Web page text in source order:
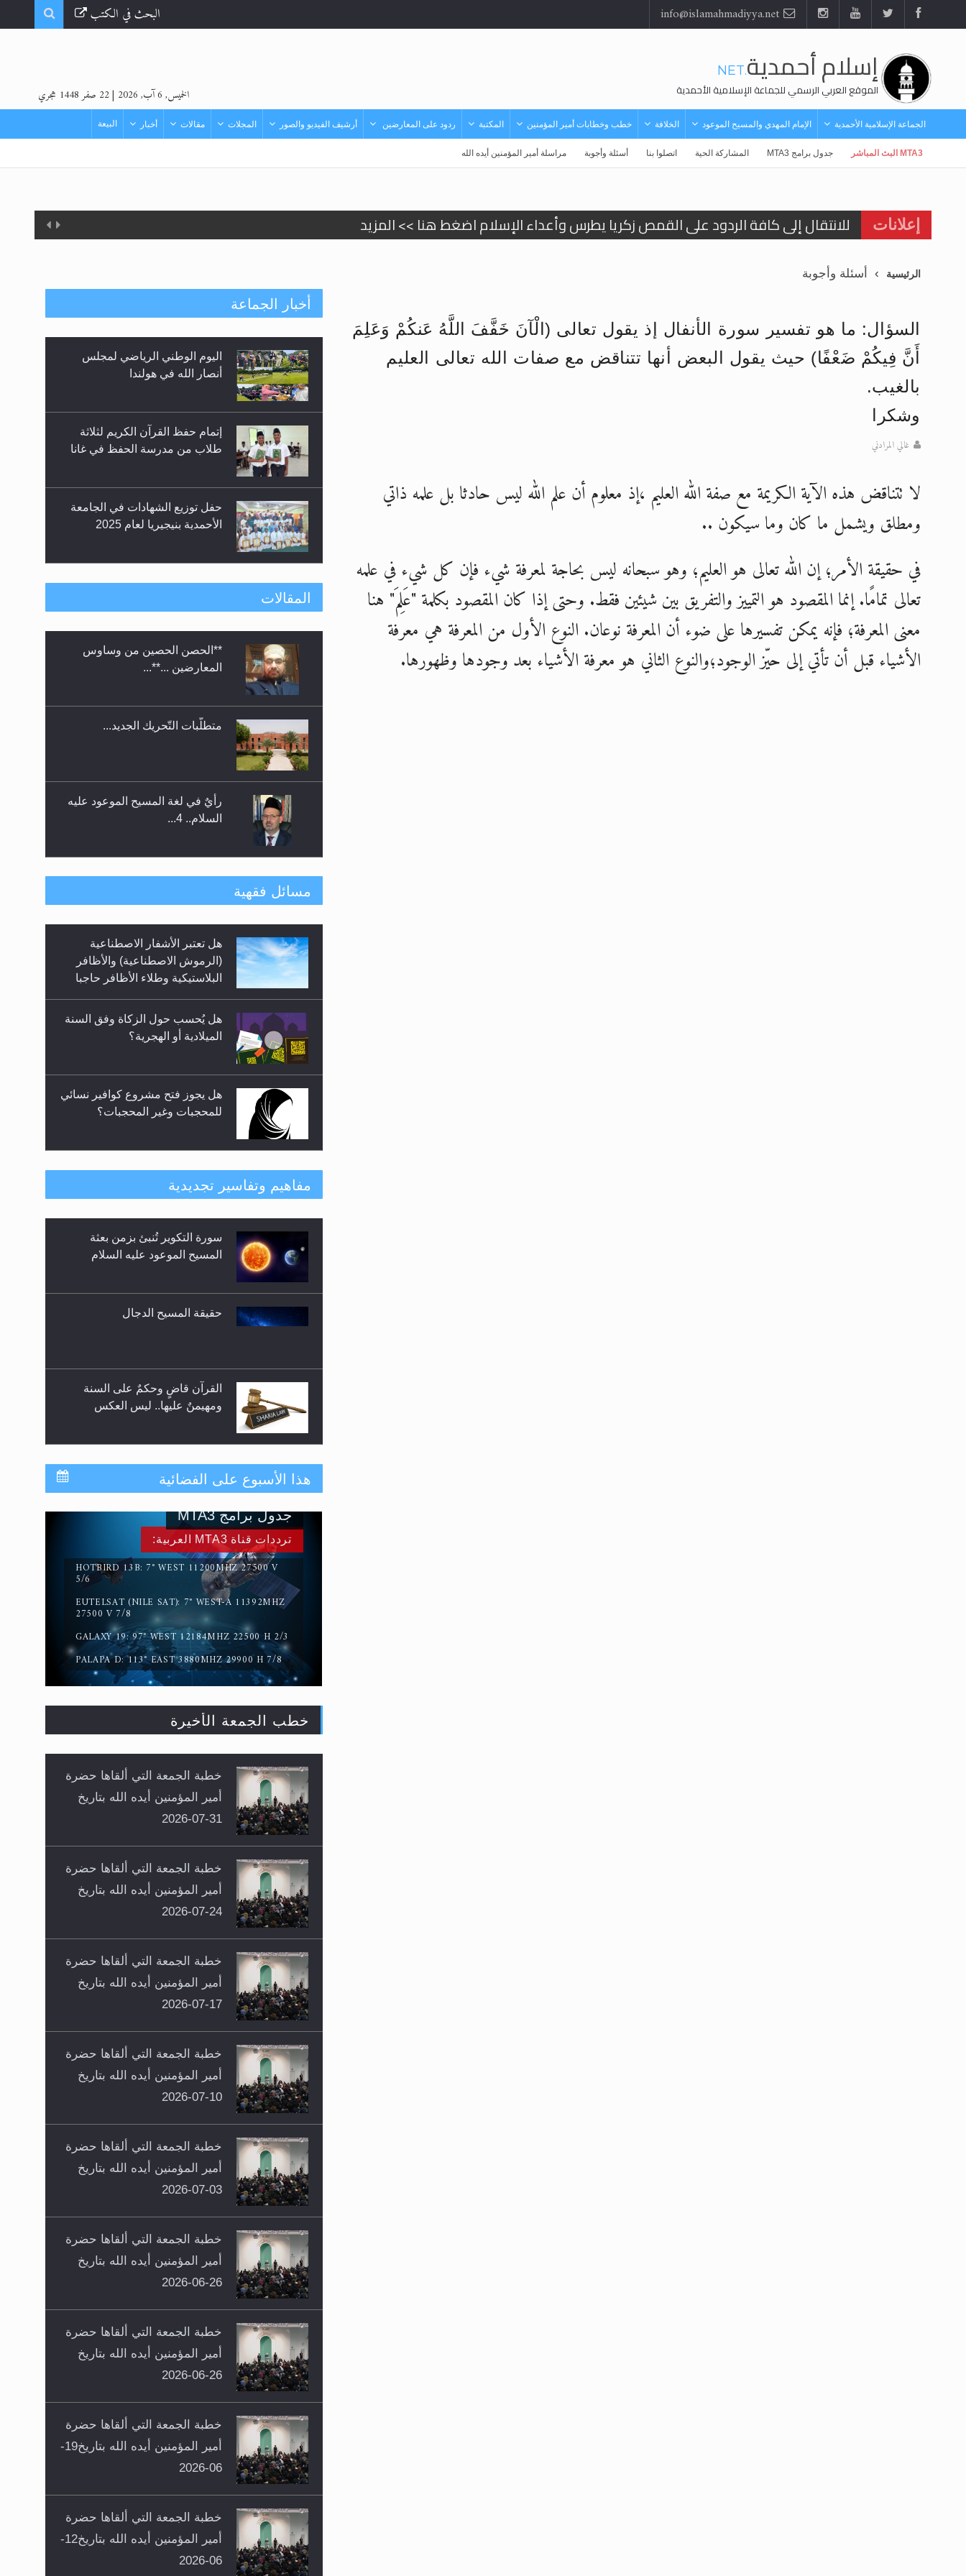
البحث في الكتب
إسلام أحمدية.NET
الموقع العربي الرسمي للجماعة الإسلامية الأحمدية الخميس, 6 آب, 2026 |22 صفر 1448 هجري
الجماعة الإسلامية الأحمدية الإمام المهدي والمسيح الموعود الخلافة خطب وخطابات أمير المؤمنين المكتبة ردود على المعارضين أرشيف الفيديو والصور المجلات مقالات أخبار البيعة
MTA3 البث المباشر جدول برامج MTA3 المشاركة الحية اتصلوا بنا أسئلة وأجوبة مراسلة أمير المؤمنين أيده الله
إعلانات
للانتقال إلى كافة الردود على القمص زكريا يطرس وأعداء الإسلام اضغط هنا >> المزيد
عرض مصوَّر لأقوال المستشرقين في خاتم النبيين صلى الله عليه وسلم >> المزيد
الحجّ.. دلالات، حِكم، وأهداف >> المزيد
اقرأ هذا المقال في أهمية عيد الأضحى وأحكامه >> المزيد
إعلان هامّ بخصوص الرسائل المرسلة إلى حضرة امير المؤمنين أيده الله والمكتب العربي >> المزيد
الرئيسية أسئلة وأجوبة
السؤال: ما هو تفسير سورة الأنفال إذ يقول تعالى (الْآنَ خَفَّفَ اللَّهُ عَنكُمْ وَعَلِمَ
أَنَّ فِيكُمْ ضَعْفًا) حيث يقول البعض أنها تتناقض مع صفات الله تعالى العليم
بالغيب.
وشكرا
غالي المرادني
لا تتناقض هذه الآية الكريمة مع صفة الله العليم ،إذ معلوم أن علم الله ليس حادثا بل علمه ذاتي
ومطلق ويشمل ما كان وما سيكون ..
في حقيقة الأمر؛ إن الله تعالى هو العليم؛ وهو سبحانه ليس بحاجة لمعرفة شيء فإن كل شيء في علمه
تعالى تمامًا. إنما المقصود هو التمييز والتفريق بين شيئين فقط. وحتى إذا كان المقصود بكلمة "عَلِمَ" هنا
معنى المعرفة؛ فإنه يمكن تفسيرها على ضوء أن المعرفة نوعان. النوع الأول من المعرفة هي معرفة
الأشياء قبل أن تأتي إلى حيّز الوجود؛والنوع الثاني هو معرفة الأشياء بعد وجودها وظهورها.
أخبار الجماعة
إتمام حفظ القرآن الكريم لثلاثة
طلاب من مدرسة الحفظ في غانا
حفل توزيع الشهادات في الجامعة
الأحمدية بنيجيريا لعام 2025
معرض القرآن الكريم لمدة ثلاثين
يوما في مكتبة مدينة ريهيماكي في
ندوة حول نظام الوصية في
اليوم الوطني الرياضي لمجلس
أنصار الله في هولندا
المقالات
متطلَّبات التّحريك الجديد...
رأيٌ في لغة المسيح الموعود عليه
الهجرة: بحث عن الأمن والسلام في
سبيل إرساء الأمن والسلام...
رأيٌ في لغة المسيح الموعود عليه
**الحصن الحصين من وساوس
المعارضين ...**...
مسائل فقهية
هل يُحسب حول الزكاة وفق السنة
الميلادية أو الهجرية؟
هل يجوز فتح مشروع كوافير نسائي
للمحجبات وغير المحجبات؟
فتوى أمير المؤمنين الميرزا مسرور
أحمد أيده الله في أطفال الأنابيب
هل من الصحيح أن ديّة المرأة
المقتولة تساوي نصف ديّة الرجل
هل تعتبر الأشفار الاصطناعية
(الرموش الاصطناعية) والأظافر
للوضوء وهل يُسمح الصلاة بها؟
مفاهيم وتفاسير تجديدية
حقيقة المسيح الدجال
القرآن قاضٍ وحكمٌ على السنة
لا ناسخ ولا منسوخ في القرآن
الكريم
المفهوم الحقيقي للجهاد الإسلامي..
سورة التكوير تُنبئ بزمن بعثة
المسيح الموعود عليه السلام
هذا الأسبوع على الفضائية
ترددات قناة MTA3 العربية:
HOTBIRD 13B: 7° WEST 11200MHZ 27500 V
5/6
EUTELSAT (NILE SAT): 7° WEST-A 11392MHZ
27500 V 7/8
GALAXY 19: 97° WEST 12184MHZ 22500 H 2/3
PALAPA D: 113° EAST 3880MHZ 29900 H 7/8
جدول برامج MTA3
خطب الجمعة الأخيرة
خطبة الجمعة التي ألقاها حضرة
أمير المؤمنين أيده الله بتاريخ
31-07-2026
خطبة الجمعة التي ألقاها حضرة
أمير المؤمنين أيده الله بتاريخ
24-07-2026
خطبة الجمعة التي ألقاها حضرة
أمير المؤمنين أيده الله بتاريخ
17-07-2026
خطبة الجمعة التي ألقاها حضرة
أمير المؤمنين أيده الله بتاريخ
10-07-2026
خطبة الجمعة التي ألقاها حضرة
أمير المؤمنين أيده الله بتاريخ
03-07-2026
خطبة الجمعة التي ألقاها حضرة
أمير المؤمنين أيده الله بتاريخ
26-06-2026
خطبة الجمعة التي ألقاها حضرة
أمير المؤمنين أيده الله بتاريخ
26-06-2026
خطبة الجمعة التي ألقاها حضرة
أمير المؤمنين أيده الله بتاريخ19-
06-2026
خطبة الجمعة التي ألقاها حضرة
أمير المؤمنين أيده الله بتاريخ12-
06-2026